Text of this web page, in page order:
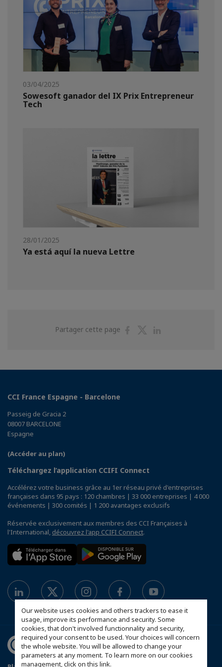
Our website uses cookies and others trackers to ease it
usage, improve its performance and security. Some
cookies, that don't involved functionnality and security,
required your consent to be used. Your choices will concern
the whole website. You will be allowed to change your
parameters at any moment. To learn more on our cookies
management,click on this link.
03/04/2025
Sowesoft ganador del IX Prix Entrepreneur
Tech
28/01/2025
Ya está aquí la nueva Lettre
Partager cette page
PartagerPartager
CCI France Espagne - Barcelone
Passeig de Gracia 2
08007 BARCELONE
Espagne
(Accéder au plan)
Téléchargez l’application CCIFI Connect
Accélérez votre business grâce au 1er réseau privé d'entreprises
françaises dans 95 pays : 120 chambres | 33 000 entreprises | 4 000
événements | 300 comités | 1 200 avantages exclusifs
Réservée exclusivement aux membres des CCI Françaises à
l'International, découvrez l'app CCIFI Connect.